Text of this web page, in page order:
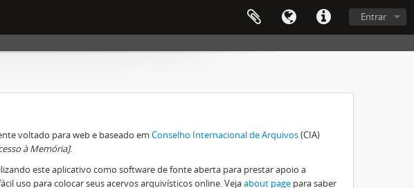
Entrar
voltado para web e baseado em Conselho Internacional de Arquivos(CIA)
à Memória].
este aplicativo como software de fonte aberta para prestar apoio a
uso para colocar seus acervos arquivísticos online. Vejaabout page para saber